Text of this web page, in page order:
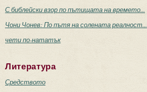
С библейски взор по пътищата на времето...
Чони Чонев: По пътя на солената реалност...
чети по-нататък
Литература
Средството